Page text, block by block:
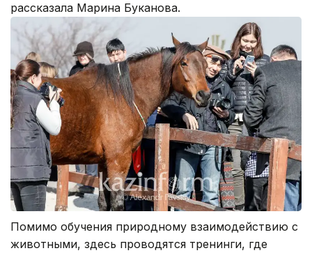
рассказала Марина Буканова.
Помимо обучения природному взаимодействию с
животными, здесь проводятся тренинги, где